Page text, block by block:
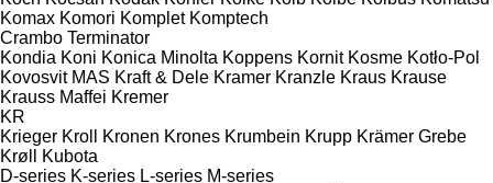
Komax Komori Komplet Komptech
Crambo Terminator
Kondia Koni Konica Minolta Koppens Kornit Kosme Kotło-Pol
Kovosvit MAS Kraft & Dele Kramer Kranzle Kraus Krause
Krauss Maffei Kremer
KR
Krieger Kroll Kronen Krones Krumbein Krupp Krämer Grebe
Krøll
Kubota
D-series K-series L-series M-series